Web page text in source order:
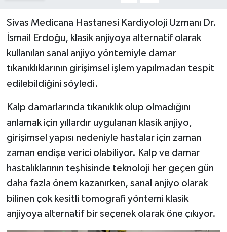
Sivas Medicana Hastanesi Kardiyoloji Uzmanı Dr.
İsmail Erdoğu, klasik anjiyoya alternatif olarak
kullanılan sanal anjiyo yöntemiyle damar
tıkanıklıklarının girişimsel işlem yapılmadan tespit
edilebildiğini söyledi.
Kalp damarlarında tıkanıklık olup olmadığını
anlamak için yıllardır uygulanan klasik anjiyo,
girişimsel yapısı nedeniyle hastalar için zaman
zaman endişe verici olabiliyor. Kalp ve damar
hastalıklarının teşhisinde teknoloji her geçen gün
daha fazla önem kazanırken, sanal anjiyo olarak
bilinen çok kesitli tomografi yöntemi klasik
anjiyoya alternatif bir seçenek olarak öne çıkıyor.